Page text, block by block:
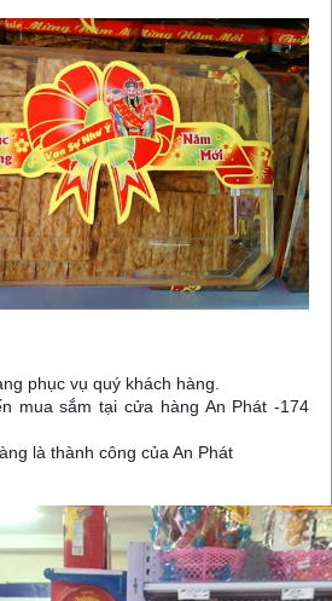
phục vụ quý khách hàng.
mua sắm tại cửa hàng An Phát -174
là thành công của An Phát